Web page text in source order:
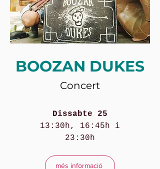
BOOZAN DUKES
Concert
Dissabte 25
13:30h, 16:45h i
23:30h
més informació